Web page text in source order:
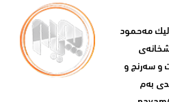
مه‌حمود
و سه‌رنج و
به‌م